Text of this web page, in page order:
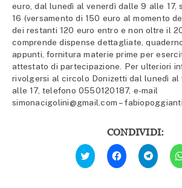
euro, dal lunedì al venerdì dalle 9 alle 17,
16 (versamento di 150 euro al momento
dei restanti 120 euro entro e non oltre il
comprende dispense dettagliate,
appunti, fornitura materie prime per
attestato di partecipazione. Per ulteriori
rivolgersi al circolo Donizetti dal lunedì al
alle 17, telefono 0550120187, e-mail
simonacigolini@gmail.com –
CONDIVIDI:
Fai
clic
qui
Fai
clic
per
condividere
Fai
clic
per